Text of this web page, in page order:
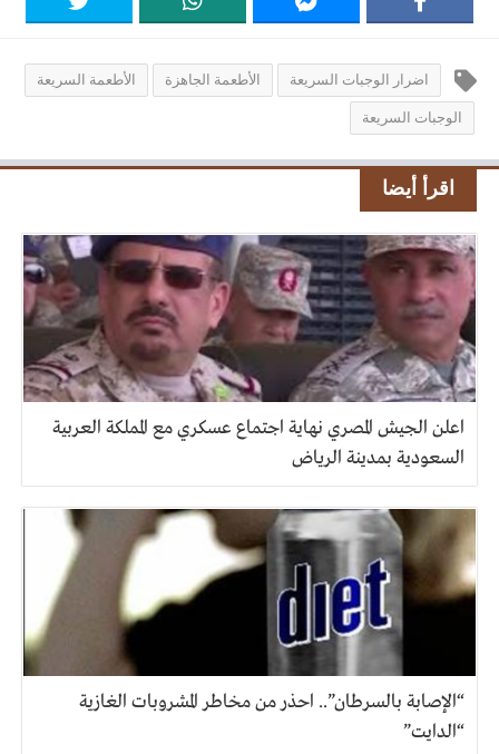
اضرار الوجبات السريعة الأطعمة الجاهزة الأطعمة السريعة
الوجبات السريعة
اقرأ أيضا
اعلن الجيش المصري نهاية اجتماع عسكري مع المملكة العربية
السعودية بمدينة الرياض
“الإصابة بالسرطان”.. احذر من مخاطر المشروبات الغازية
“الدايت”